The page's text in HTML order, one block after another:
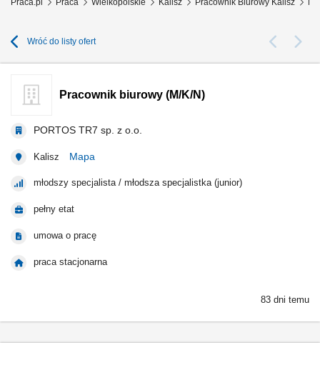
Praca.pl Praca Wielkopolskie Kalisz Pracownik Biurowy Kalisz
Wróć do listy ofert
Pracownik biurowy (M/K/N)
PORTOS TR7 sp. z o.o.
Kalisz Mapa
młodszy specjalista / młodsza specjalistka (junior)
pełny etat
umowa o pracę
praca stacjonarna
83 dni temu